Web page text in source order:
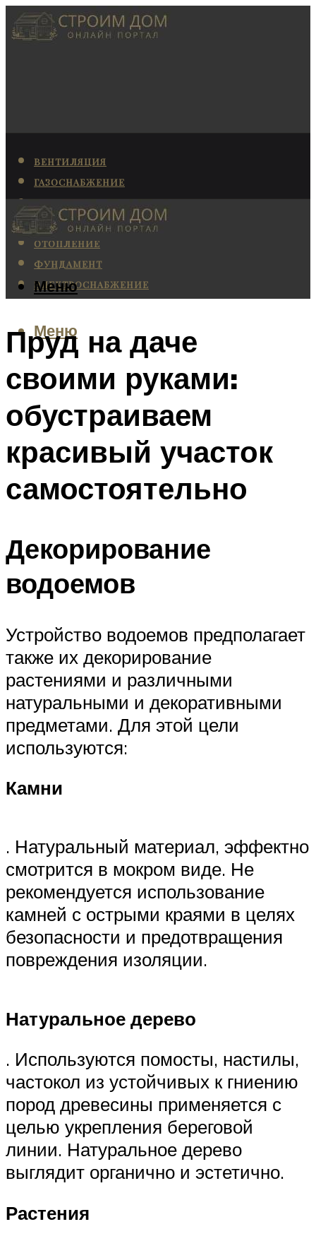
ВЕНТИЛЯЦИЯ
ГАЗОСНАБЖЕНИЕ
КАНАЛИЗАЦИЯ
КОНДИЦИОНИРОВАНИЕ
ОТОПЛЕНИЕ
ФУНДАМЕНТ
ЭЛЕКТРОСНАБЖЕНИЕ
Меню
Меню
Пруд на даче
своими руками:
обустраиваем
красивый участок
самостоятельно
Декорирование
водоемов
Устройство водоемов предполагает
также их декорирование
растениями и различными
натуральными и декоративными
предметами. Для этой цели
используются:
Камни
. Натуральный материал, эффектно
смотрится в мокром виде. Не
рекомендуется использование
камней с острыми краями в целях
безопасности и предотвращения
повреждения изоляции.
Натуральное дерево
. Используются помосты, настилы,
частокол из устойчивых к гниению
пород древесины применяется с
целью укрепления береговой
линии. Натуральное дерево
выглядит органично и эстетично.
Растения